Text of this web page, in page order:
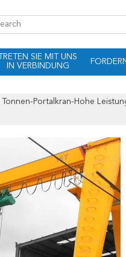
TRETEN SIE MIT UNS
IN VERBINDUNG
Tonnen-Portalkran-Hohe